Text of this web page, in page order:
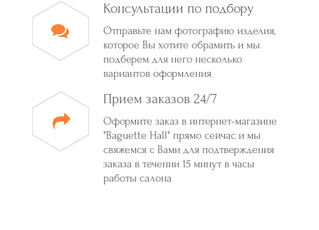
Консультации по подбору
Отправьте нам фотографию изделия,
которое Вы хотите обрамить и мы
подберем для него несколько
вариантов оформления
Прием заказов 24/7
Оформите заказ в интернет-магазине
"Baguette Hall" прямо сейчас и мы
свяжемся с Вами для подтверждения
заказа в течении 15 минут в часы
работы салона